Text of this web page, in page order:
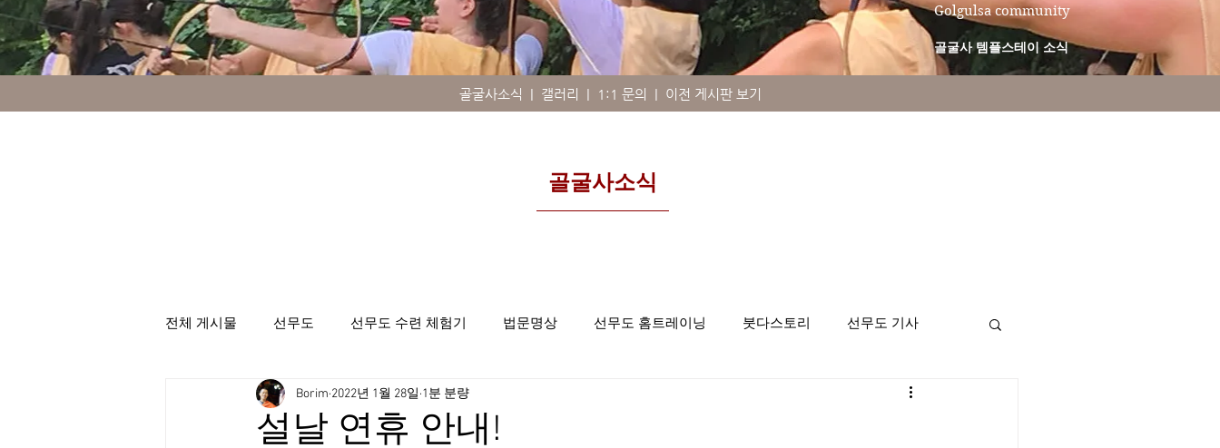
Golgulsa community
골굴사 템플스테이 소식
골굴사소식 | 갤러리 | 1:1 문의 | 이전 게시판 보기
​골굴사소식
전체 게시물 선무도 선무도 수련 체험기 법문명상 선무도 홈트레이닝 붓다스토리 선무도 기사
선무도총본산골굴사 시명상 선무도사진
설날 연휴 안내!
Borim 2022년 1월 28일 1분 분량